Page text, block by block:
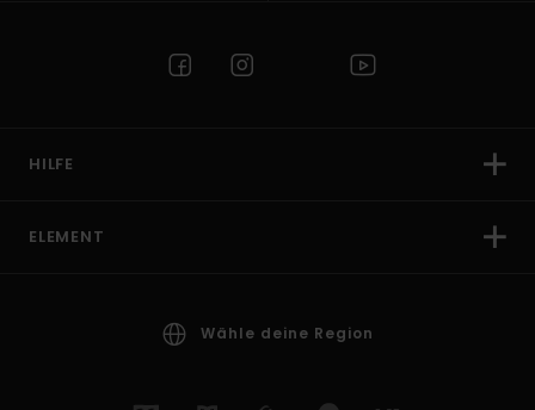
HILFE
ELEMENT
Wähle deine Region